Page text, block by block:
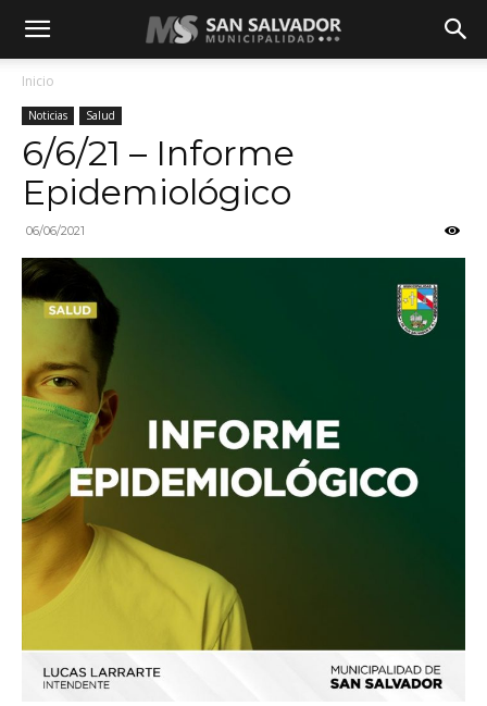
Inicio
Noticias Salud
6/6/21 – Informe
Epidemiológico
06/06/2021